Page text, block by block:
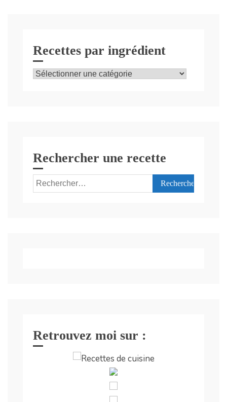
Recettes par ingrédient
Recettes
Rechercher une recette
Rechercher :
Retrouvez moi sur :